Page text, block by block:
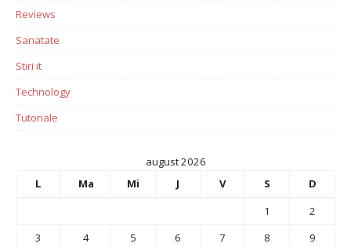
Reviews
Sanatate
Stiri it
Technology
Tutoriale
august 2026
L
Ma Mi J V S
D
1
2
3
4 5 6 7 8
9